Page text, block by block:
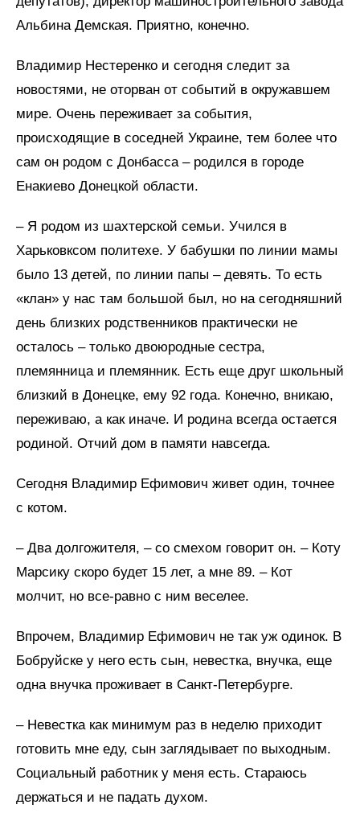
Альбина Демская. Приятно, конечно.
Владимир Нестеренко и сегодня следит за
новостями, не оторван от событий в окружавшем
мире. Очень переживает за события,
происходящие в соседней Украине, тем более что
сам он родом с Донбасса – родился в городе
Енакиево Донецкой области.
– Я родом из шахтерской семьи. Учился в
Харьковксом политехе. У бабушки по линии мамы
было 13 детей, по линии папы – девять. То есть
«клан» у нас там большой был, но на сегодняшний
день близких родственников практически не
осталось – только двоюродные сестра,
племянница и племянник. Есть еще друг школьный
близкий в Донецке, ему 92 года. Конечно, вникаю,
переживаю, а как иначе. И родина всегда остается
родиной. Отчий дом в памяти навсегда.
Сегодня Владимир Ефимович живет один, точнее
с котом.
– Два долгожителя, – со смехом говорит он. – Коту
Марсику скоро будет 15 лет, а мне 89. – Кот
молчит, но все-равно с ним веселее.
Впрочем, Владимир Ефимович не так уж одинок. В
Бобруйске у него есть сын, невестка, внучка, еще
одна внучка проживает в Санкт-Петербурге.
– Невестка как минимум раз в неделю приходит
готовить мне еду, сын заглядывает по выходным.
Социальный работник у меня есть. Стараюсь
держаться и не падать духом.